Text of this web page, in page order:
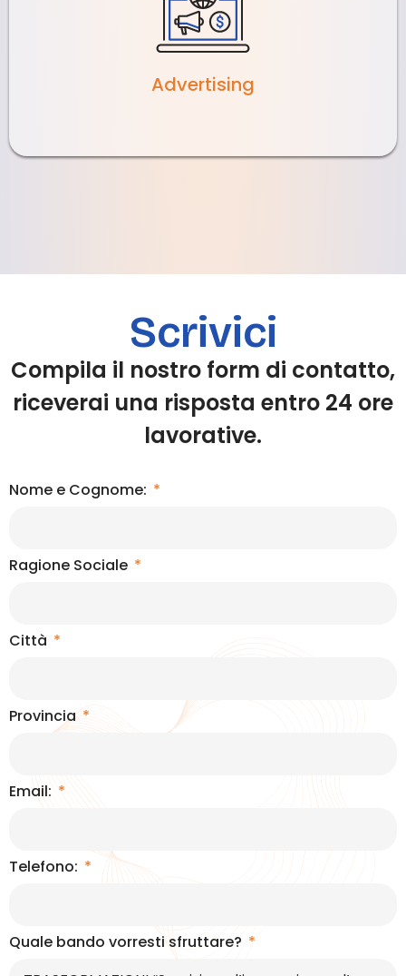
Advertising
Scrivici
Compila il nostro form di contatto,
riceverai una risposta entro 24 ore
lavorative.
Nome e Cognome:
Ragione Sociale
Città
Provincia
Email:
Telefono:
Quale bando vorresti sfruttare?